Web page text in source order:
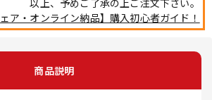
ア・オンライン納品】購入初心者ガイド！
商品説明